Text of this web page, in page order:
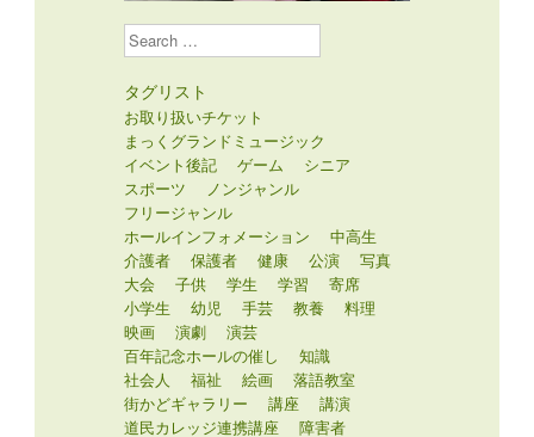
Search
タグリスト
お取り扱いチケット
まっくグランドミュージック
イベント後記
ゲーム
シニア
スポーツ
ノンジャンル
フリージャンル
ホールインフォメーション
中高生
介護者
保護者 健康 公演
写真
大会
子供 学生 学習
寄席
小学生
幼児 手芸 教養
料理
映画
演劇
演芸
百年記念ホールの催し
知識
社会人
福祉 絵画
落語教室
街かどギャラリー
講座
講演
道民カレッジ連携講座
障害者